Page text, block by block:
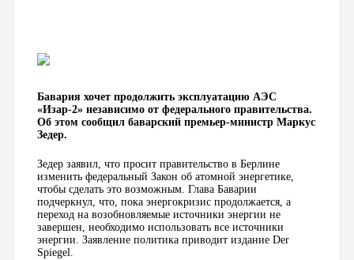
Бавария хочет продолжить эксплуатацию АЭС
«Изар-2» независимо от федерального правительства.
Об этом сообщил баварский премьер-министр Маркус
Зедер.
Зедер заявил, что просит правительство в Берлине
изменить федеральный Закон об атомной энергетике,
чтобы сделать это возможным. Глава Баварии
подчеркнул, что, пока энергокризис продолжается, а
переход на возобновляемые источники энергии не
завершен, необходимо использовать все источники
энергии. Заявление политика приводит издание Der
Spiegel.